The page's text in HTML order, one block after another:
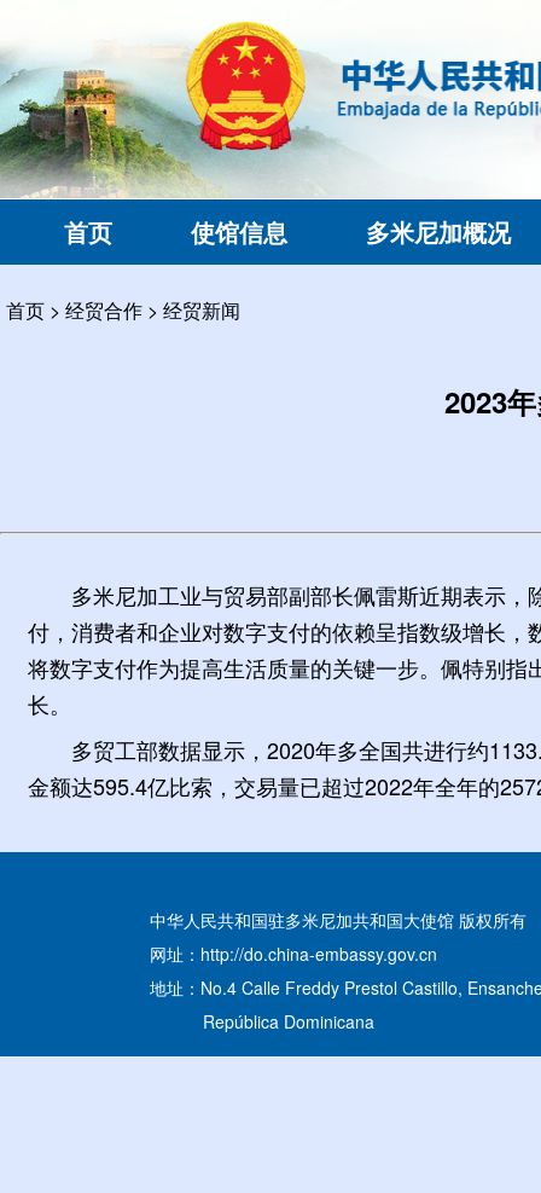
首页 使馆信息 多米尼加概况
首页 > 经贸合作 > 经贸新闻
2023
多米尼加工业与贸易部副部长佩雷斯近期表示
付，消费者和企业对数字支付的依赖呈指数级增长
将数字支付作为提高生活质量的关键一步。佩特别
长。
多贸工部数据显示，2020年多全国共进行约
金额达595.4亿比索，交易量已超过2022年全年的
中华人民共和国驻多米尼加共和国大使馆 版权所有
网址：http://do.china-embassy.gov.cn
地址：No.4 Calle Freddy Prestol Castillo,
República Dominicana